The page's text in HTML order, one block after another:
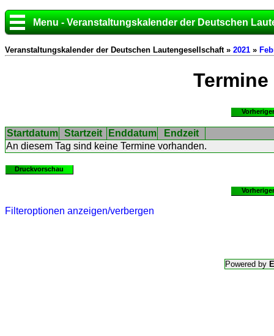
Menu - Veranstaltungskalender der Deutschen
Veranstaltungskalender der Deutschen Lautengesellschaft » 2021 »
Termine
Startdatum Startzeit Enddatum
Endzeit
An diesem Tag sind keine Termine vorhanden.
Druckvorschau
Filteroptionen anzeigen/verbergen
Powered by